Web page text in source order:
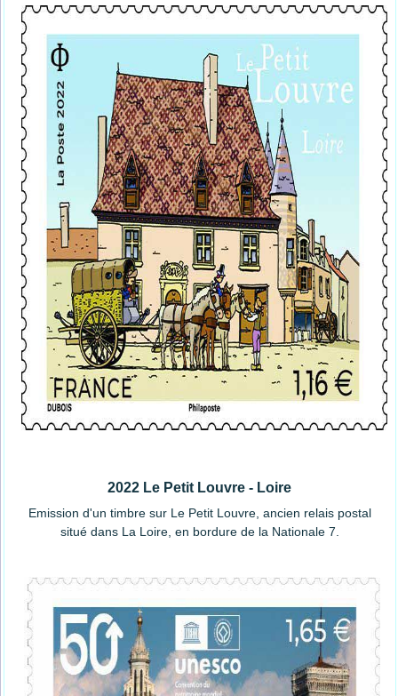
2022 Le Petit Louvre - Loire
Emission d'un timbre sur Le Petit Louvre, ancien relais postal
situé dans La Loire, en bordure de la Nationale 7.